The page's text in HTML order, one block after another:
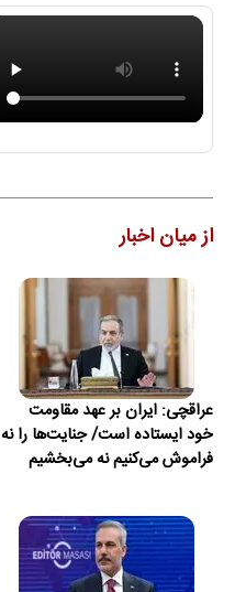
از میان اخبار
عراقچی: ایران بر عهد مقاومت
خود ایستاده است/ جنایت‌ها را نه
فراموش می‌کنیم نه می‌بخشیم